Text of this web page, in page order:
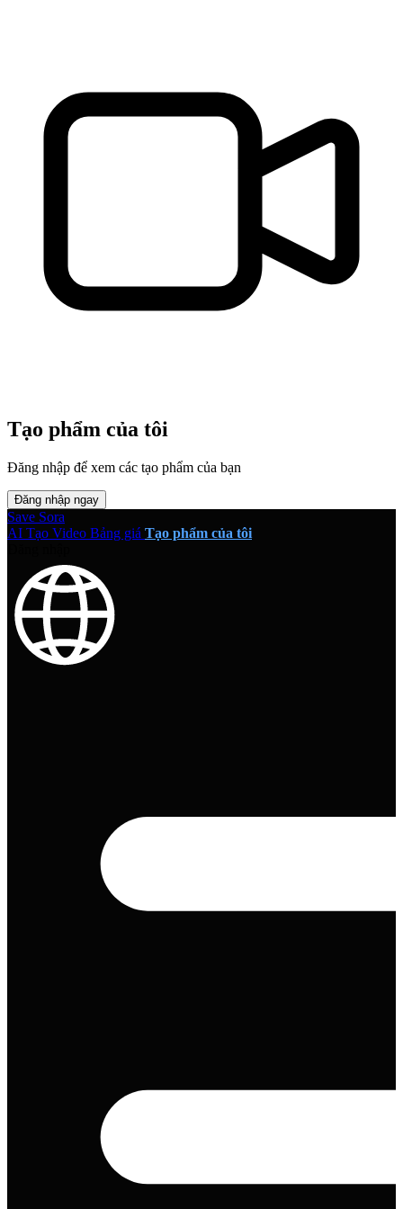
Tạo phẩm của tôi
Đăng nhập để xem các tạo phẩm của bạn
Đăng nhập ngay
Save Sora
AI Tạo Video Bảng giá Tạo phẩm của tôi